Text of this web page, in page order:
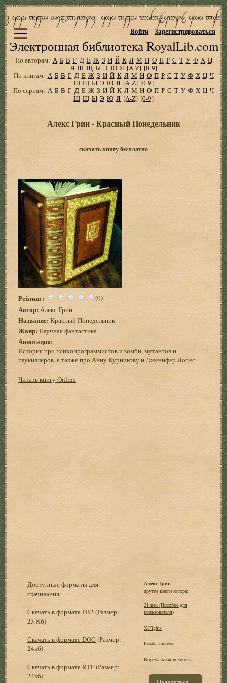
Электронная библиотека RoyalLib.com
Войти Зарегистрироваться
По авторам: А Б В Г Д Е Ж З И Й К Л М Н О П Р С Т У Ф Х Ц
Ч Ш Щ Ы Э Ю Я [A-Z] [0-9]
По книгам: А Б В Г Д Е Ж З И Й К Л М Н О П Р С Т У Ф Х Ц Ч
Ш Щ Ы Э Ю Я [A-Z] [0-9]
По сериям: А Б В Г Д Е Ж З И Й К Л М Н О П Р С Т У Ф Х Ц Ч
Ш Щ Ы Э Ю Я [A-Z] [0-9]
Алекс Грин - Красный Понедельник
скачать книгу бесплатно
Рейтинг: (0)
Автор: Алекс Грин
Название: Красный Понедельник
Жанр: Научная фантастика
Аннотация:
История про психопрограммистов и зомби, мутантов и
паукиллеров, а также про Анну Курникову и Дженифер Лопес
Читать книгу Online
Доступные форматы для
скачивания:
Скачать в формате FB2 (Размер:
23 Кб)
Скачать в формате DOC (Размер:
24кб)
Скачать в формате RTF(Размер:
24кб)
Алекс Грин
другие книги автора:
21 век (Пособие для
пользователя)
X-Fights
Бомба сапиенс
Виртуальная вечность